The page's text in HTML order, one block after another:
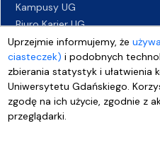
Uprzejmie informujemy, że
ciasteczek) i podobnych
zbierania statystyk i ułatwienia
Uniwersytetu Gdańskiego.
zgodę na ich użycie, zgodnie z
przeglądarki.
Kampusy UG
Biuro Karier UG
Oferty pracy
Deklaracja dostępności